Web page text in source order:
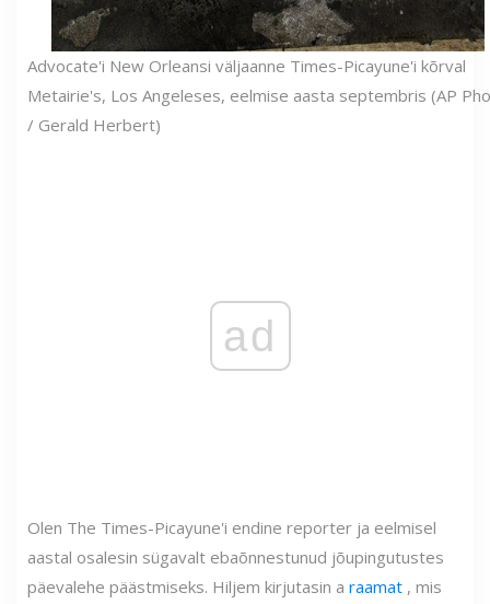
Advocate'i New Orleansi väljaanne Times-Picayune'i kõrval
Metairie's, Los Angeleses, eelmise aasta septembris (AP
/ Gerald Herbert)
ad
Olen The Times-Picayune'i endine reporter ja eelmisel
aastal osalesin sügavalt ebaõnnestunud jõupingutustes
päevalehe päästmiseks. Hiljem kirjutasin a raamat , mis